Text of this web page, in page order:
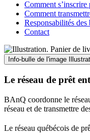
Comment
Comment
Responsabilités
Contact
Info-bulle de l'image
Le réseau de prêt
BAnQ coordonne le
réseau et de transmettre
Le réseau québécois de